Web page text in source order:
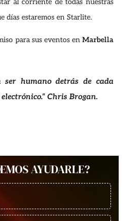
días estaremos en Starlite.
para sus eventos en Marbella
ser humano detrás de cada
Chris Brogan.
AYUDARLE?